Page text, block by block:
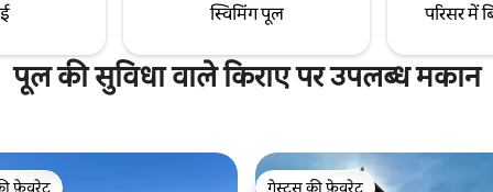
स्विमिंग पूल परिसर में
पूल की सुविधा वाले किराए पर उपलब्ध मकान
फ़ेवरेट गेस्ट्स की फ़ेवरेट